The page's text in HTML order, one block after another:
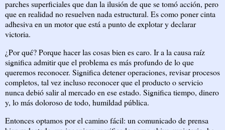
parches superficiales que dan la ilusión de que se tomó acción, pero
que en realidad no resuelven nada estructural. Es como poner cinta
adhesiva en un motor que está a punto de explotar y declarar
victoria.
¿Por qué? Porque hacer las cosas bien es caro. Ir a la causa raíz
significa admitir que el problema es más profundo de lo que
queremos reconocer. Significa detener operaciones, revisar procesos
completos, tal vez incluso reconocer que el producto o servicio
nunca debió salir al mercado en ese estado. Significa tiempo, dinero
y, lo más doloroso de todo, humildad pública.
Entonces optamos por el camino fácil: un comunicado de prensa